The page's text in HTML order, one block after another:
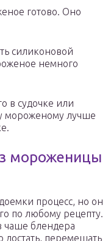
готово. Оно
силиконовой
немного
в судочке или
мороженому лучше
мороженицы
процесс, но он
по любому рецепту.
чаше блендера
перемешать